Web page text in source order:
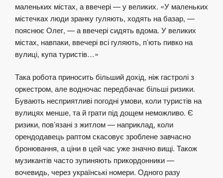
маленьких містах, а ввечері — у великих. «У маленьких
містечках люди зранку гуляють, ходять на базар, —
пояснює Олег, — а ввечері сидять вдома. У великих
містах, навпаки, ввечері всі гуляють, п’ють пивко на
вулиці, купа туристів…»
Така робота приносить більший дохід, ніж гастролі з
оркестром, але водночас передбачає більші ризики.
Бувають несприятливі погодні умови, коли туристів на
вулицях менше, та й грати під дощем неможливо. Є
ризики, пов’язані з житлом — наприклад, коли
орендодавець раптом скасовує зроблене завчасно
бронювання, а ціни в цей час уже значно вищі. Також
музикантів часто зупиняють прикордонники —
вочевидь, через українські номери. Одного разу